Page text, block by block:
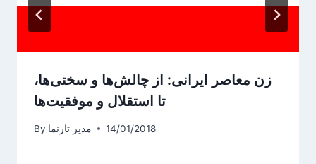
زن معاصر ایرانی: از چالش‌ها و سختی‌ها،
تا استقلال و موفقیت‌ها
By مدیر تارنما 14/01/2018